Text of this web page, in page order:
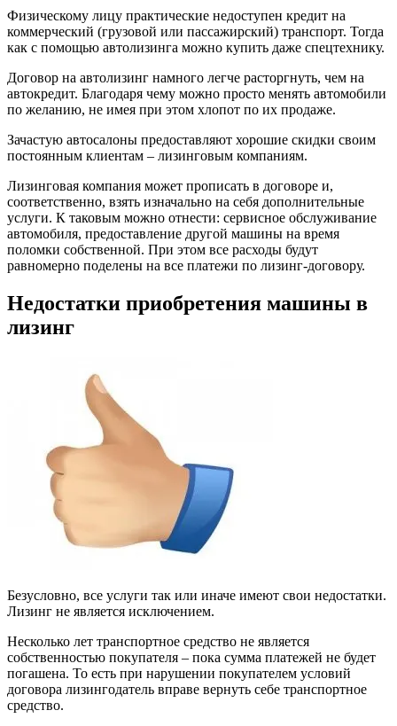
Физическому лицу практические недоступен кредит на
коммерческий (грузовой или пассажирский) транспорт. Тогда
как с помощью автолизинга можно купить даже спецтехнику.
Договор на автолизинг намного легче расторгнуть, чем на
автокредит. Благодаря чему можно просто менять автомобили
по желанию, не имея при этом хлопот по их продаже.
Зачастую автосалоны предоставляют хорошие скидки своим
постоянным клиентам – лизинговым компаниям.
Лизинговая компания может прописать в договоре и,
соответственно, взять изначально на себя дополнительные
услуги. К таковым можно отнести: сервисное обслуживание
автомобиля, предоставление другой машины на время
поломки собственной. При этом все расходы будут
равномерно поделены на все платежи по лизинг-договору.
Недостатки приобретения машины в
лизинг
Безусловно, все услуги так или иначе имеют свои недостатки.
Лизинг не является исключением.
Несколько лет транспортное средство не является
собственностью покупателя – пока сумма платежей не будет
погашена. То есть при нарушении покупателем условий
договора лизингодатель вправе вернуть себе транспортное
средство.